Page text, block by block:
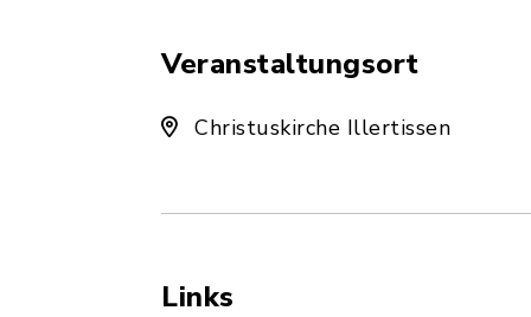
Veranstaltungsort
Christuskirche Illertissen
Links